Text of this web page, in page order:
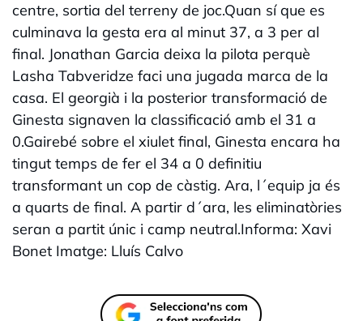
centre, sortia del terreny de joc.Quan sí que es
culminava la gesta era al minut 37, a 3 per al
final. Jonathan Garcia deixa la pilota perquè
Lasha Tabveridze faci una jugada marca de la
casa. El georgià i la posterior transformació de
Ginesta signaven la classificació amb el 31 a
0.Gairebé sobre el xiulet final, Ginesta encara ha
tingut temps de fer el 34 a 0 definitiu
transformant un cop de càstig. Ara, l´equip ja és
a quarts de final. A partir d´ara, les eliminatòries
seran a partit únic i camp neutral.Informa: Xavi
Bonet Imatge: Lluís Calvo